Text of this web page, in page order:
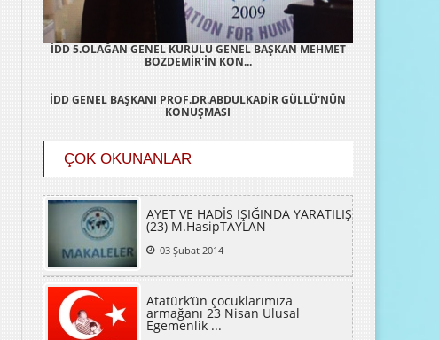
İDD 5.OLAĞAN GENEL KURULU GENEL BAŞKAN MEHMET
BOZDEMİR'İN KON...
İDD GENEL BAŞKANI PROF.DR.ABDULKADİR GÜLLÜ'NÜN
KONUŞMASI
ÇOK OKUNANLAR
AYET VE HADİS IŞIĞINDA YARATILIŞ
(23) M.HasipTAYLAN
Atatürk’ün çocuklarımıza
armağanı 23 Nisan Ulusal
Egemenlik ...